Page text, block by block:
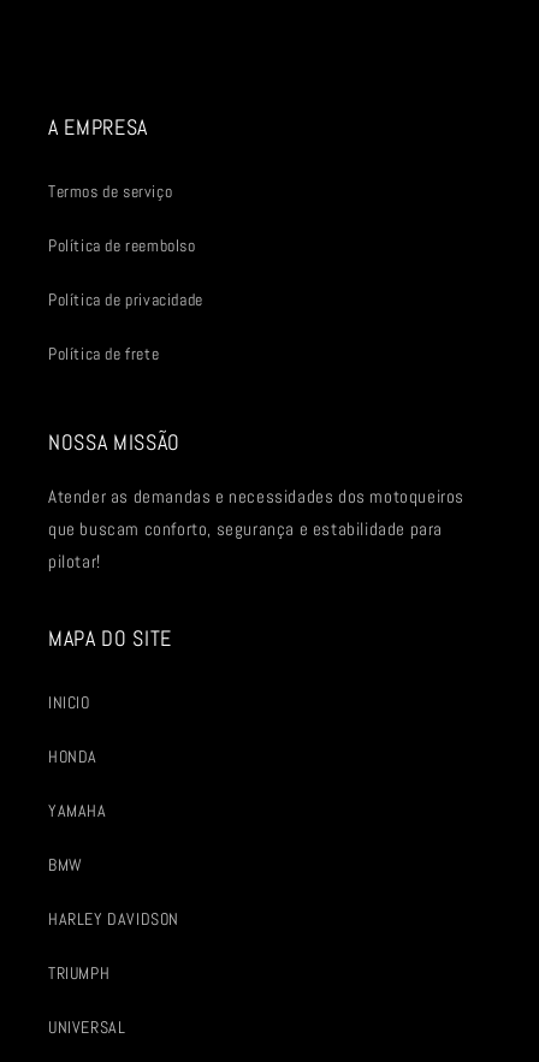
A EMPRESA
Termos de serviço
Política de reembolso
Política de privacidade
Política de frete
NOSSA MISSÃO
Atender as demandas e necessidades dos motoqueiros
que buscam conforto, segurança e estabilidade para
pilotar!
MAPA DO SITE
INICIO
HONDA
YAMAHA
BMW
HARLEY DAVIDSON
TRIUMPH
UNIVERSAL